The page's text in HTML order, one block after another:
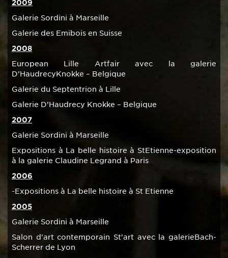
2009
Galerie Sordini à Marseille
Galerie des Emibois en Suisse
2008
European Lille Artfair avec la galerie
D’HaudrecyKnokke – Belgique
Galerie du Septentrion à Lille
Galerie D’Haudrecy Knokke – Belgique
2007
Galerie Sordini à Marseille
Expositions à La belle histoire à StEtienne-exposition
à la galerie Claudine Legrand à Paris
2006
-Expositions à La belle histoire à St Etienne
2005
Galerie Sordini à Marseille
Salon d'art contemporain St'art avec la galerieBach-
Scherrer de Lyon